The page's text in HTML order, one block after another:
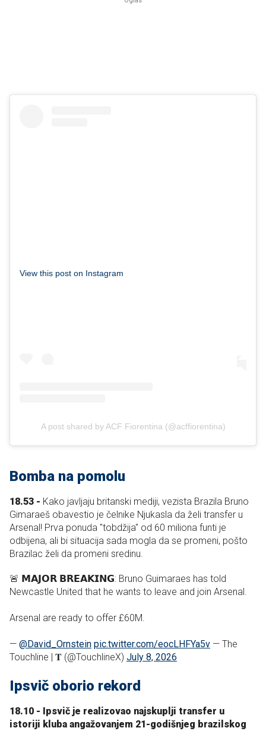
View this post on Instagram
A post shared by ACF Fiorentina (@acffiorentina)
Bomba na pomolu
18.53 - Kako javljaju britanski mediji, vezista Brazila Bruno
Gimaraeš obavestio je čelnike Njukasla da želi transfer u
Arsenal! Prva ponuda "tobdžija" od 60 miliona funti je
odbijena, ali bi situacija sada mogla da se promeni, pošto
Brazilac želi da promeni sredinu.
🚨 𝗠𝗔𝗝𝗢𝗥 𝗕𝗥𝗘𝗔𝗞𝗜𝗡𝗚: Bruno Guimaraes has told
Newcastle United that he wants to leave and join Arsenal.
Arsenal are ready to offer £60M.
— @David_Ornstein pic.twitter.com/eocLHFYa5v — The
Touchline | 𝐓 (@TouchlineX) July 8, 2026
Ipsvič oborio rekord
18.10 - Ipsvič je realizovao najskuplji transfer u
istoriji kluba angažovanjem 21-godišnjeg brazilskog